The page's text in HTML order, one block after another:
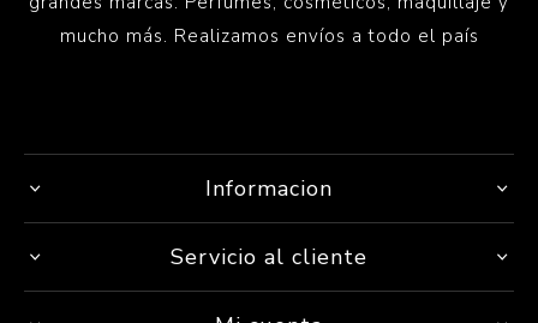
mucho más. Realizamos envíos a todo el país
Informacion
Servicio al cliente